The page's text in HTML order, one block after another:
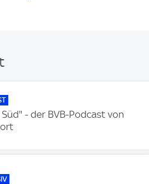
- der BVB-Podcast von